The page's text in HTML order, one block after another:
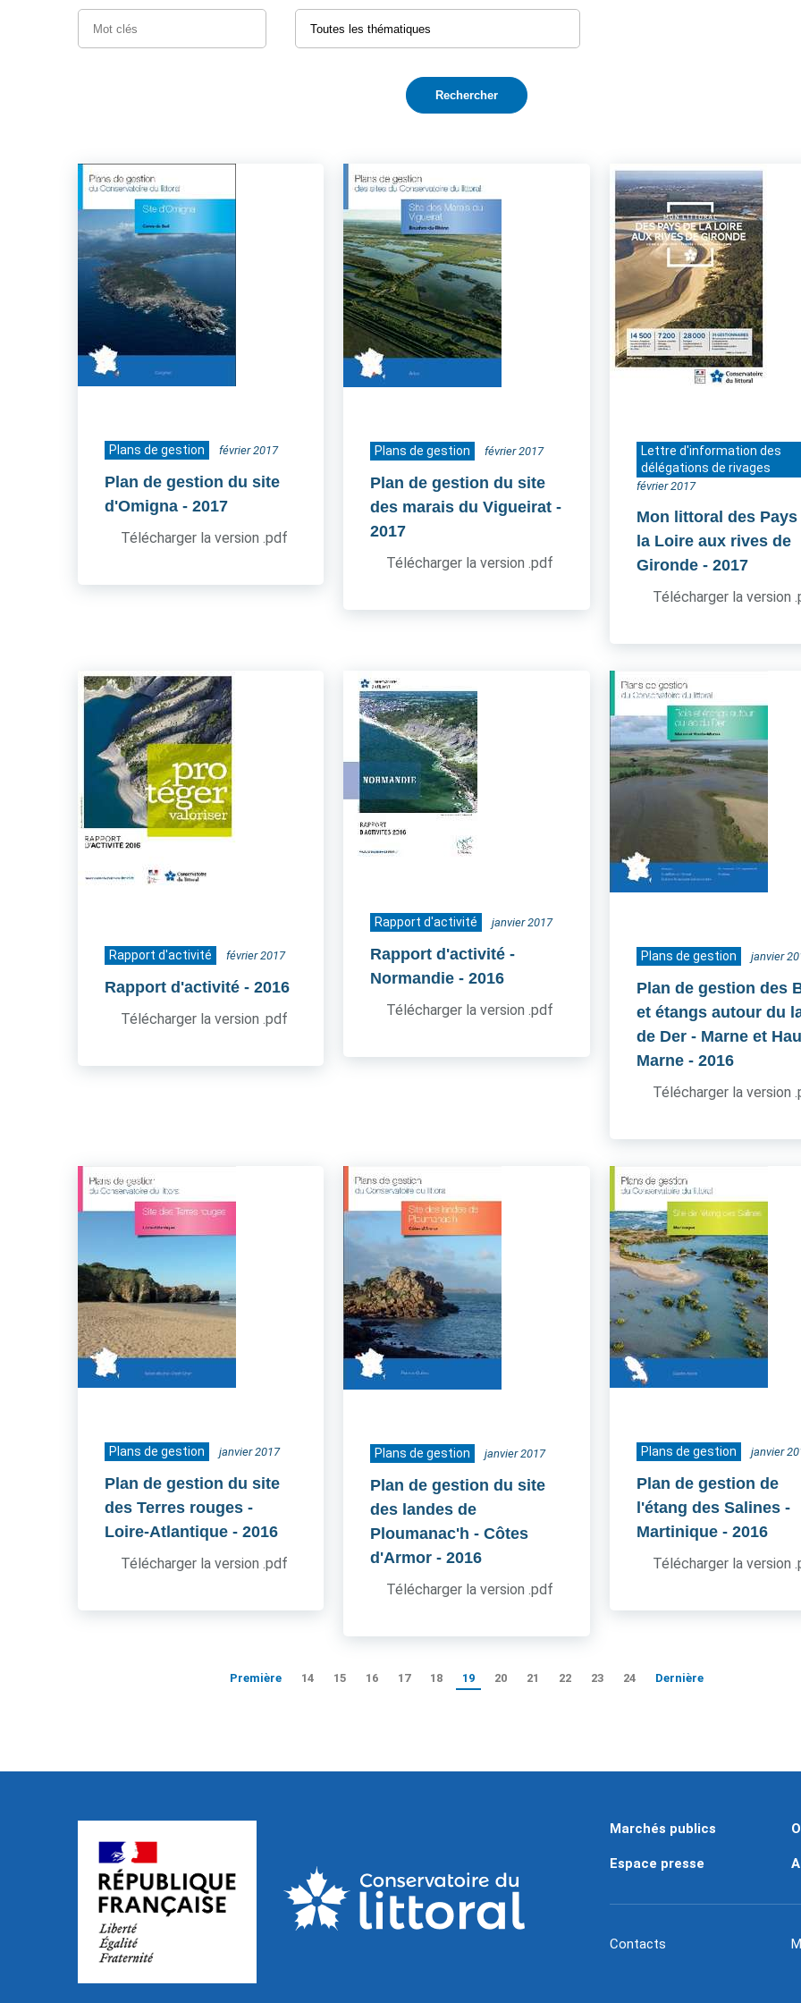
Plans de gestion février 2017
Plan de gestion du site
d'Omigna - 2017
Télécharger la version .pdf
Plans de gestion février 2017
Plan de gestion du site
des marais du Vigueirat -
2017
Télécharger la version .pdf
Lettre d'information des
délégations de rivages
février 2017
Mon littoral des Pays
la Loire aux rives de
Gironde - 2017
Télécharger la version
Rapport d'activité février 2017
Rapport d'activité - 2016
Télécharger la version .pdf
Rapport d'activité janvier 2017
Rapport d'activité -
Normandie - 2016
Télécharger la version .pdf
Plans de gestion janvier
Plan de gestion des
et étangs autour du
de Der - Marne et
Marne - 2016
Télécharger la version
Plans de gestion janvier 2017
Plan de gestion du site
des Terres rouges -
Loire-Atlantique - 2016
Télécharger la version .pdf
Plans de gestion janvier 2017
Plan de gestion du site
des landes de
Ploumanac'h - Côtes
d'Armor - 2016
Télécharger la version .pdf
Plans de gestion janvier
Plan de gestion de
l'étang des Salines -
Martinique - 2016
Télécharger la version
Première 14 15 16 17 18 19 20 21 22 23 24 Dernière
Marchés publics
Espace presse
Contacts